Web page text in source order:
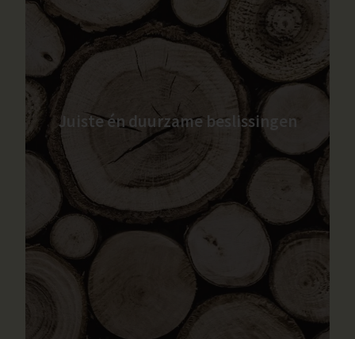
Juiste én duurzame beslissingen